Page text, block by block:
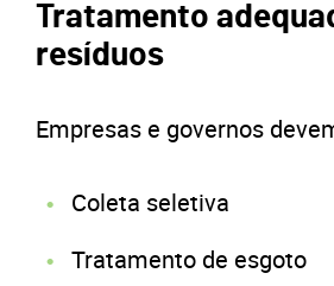
Tratamento
resíduos
Empresas e governos
Coleta seletiva
Tratamento de esgoto